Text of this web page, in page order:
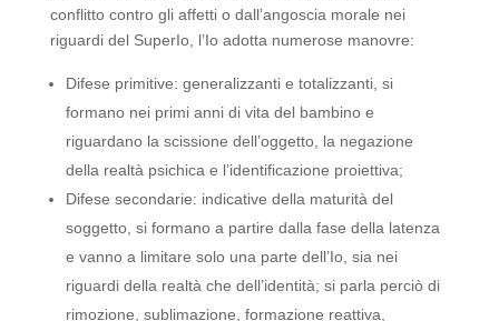
conflitto contro gli affetti o dall’angoscia morale nei
riguardi del SuperIo, l’Io adotta numerose manovre:
Difese primitive: generalizzanti e totalizzanti, si
formano nei primi anni di vita del bambino e
riguardano la scissione dell’oggetto, la negazione
della realtà psichica e l’identificazione proiettiva;
Difese secondarie: indicative della maturità del
soggetto, si formano a partire dalla fase della latenza
e vanno a limitare solo una parte dell’Io, sia nei
riguardi della realtà che dell’identità; si parla perciò di
rimozione, sublimazione, formazione reattiva,